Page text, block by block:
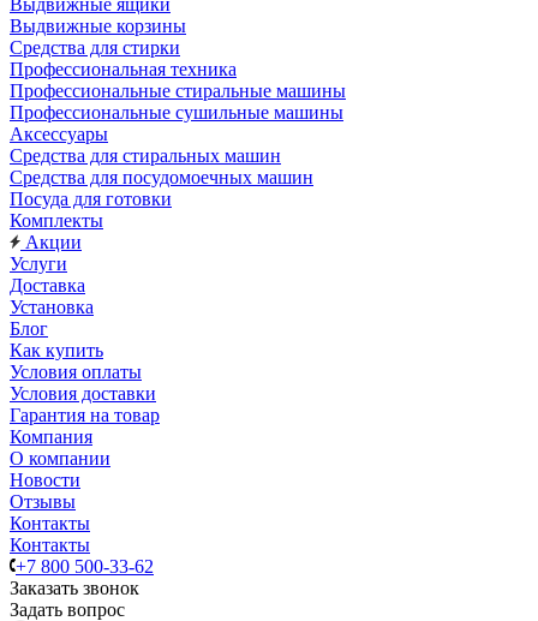
Выдвижные ящики
Выдвижные корзины
Средства для стирки
Профессиональная техника
Профессиональные стиральные машины
Профессиональные сушильные машины
Аксессуары
Средства для стиральных машин
Средства для посудомоечных машин
Посуда для готовки
Комплекты
Акции
Услуги
Доставка
Установка
Блог
Как купить
Условия оплаты
Условия доставки
Гарантия на товар
Компания
О компании
Новости
Отзывы
Контакты
Контакты
+7 800 500-33-62
Заказать звонок
Задать вопрос